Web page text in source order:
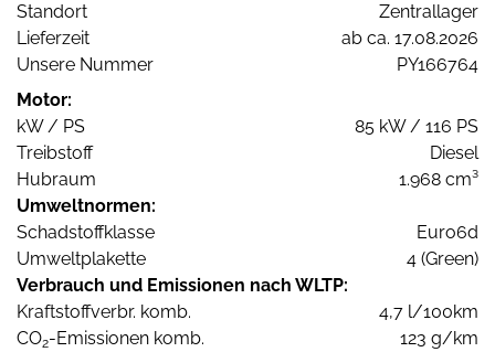
Standort
Zentrallager
Lieferzeit
ab ca. 17.08.2026
Unsere Nummer
PY166764
Motor:
kW / PS
85 kW / 116 PS
Treibstoff
Diesel
Hubraum
1.968 cm³
Umweltnormen:
Schadstoffklasse
Euro6d
Umweltplakette
4 (Green)
Verbrauch und Emissionen nach WLTP:
Kraftstoffverbr. komb.
4,7 l/100km
CO2-Emissionen komb.
123 g/km